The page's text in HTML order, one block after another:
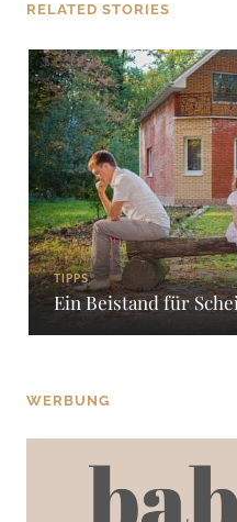
RELATED STORIES
TIPPS
Ein Beistand für
WERBUNG